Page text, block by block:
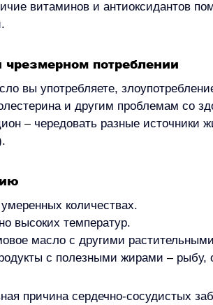
витаминов и антиоксидантов
потреблении
вы употребляете,
и другим проблемам со
– чередовать разные источники
количествах.
высоких температур.
масло с другими
с полезными жирами – рыбу,
причина сердечно-сосудистых